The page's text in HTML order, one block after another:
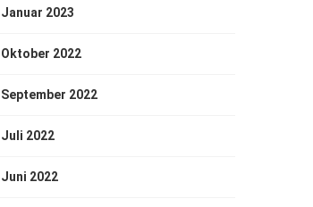
Januar 2023
Oktober 2022
September 2022
Juli 2022
Juni 2022